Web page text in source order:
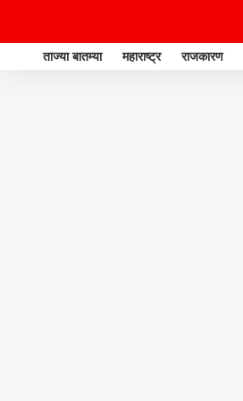
ताज्या बातम्या महाराष्ट्र राजकारण